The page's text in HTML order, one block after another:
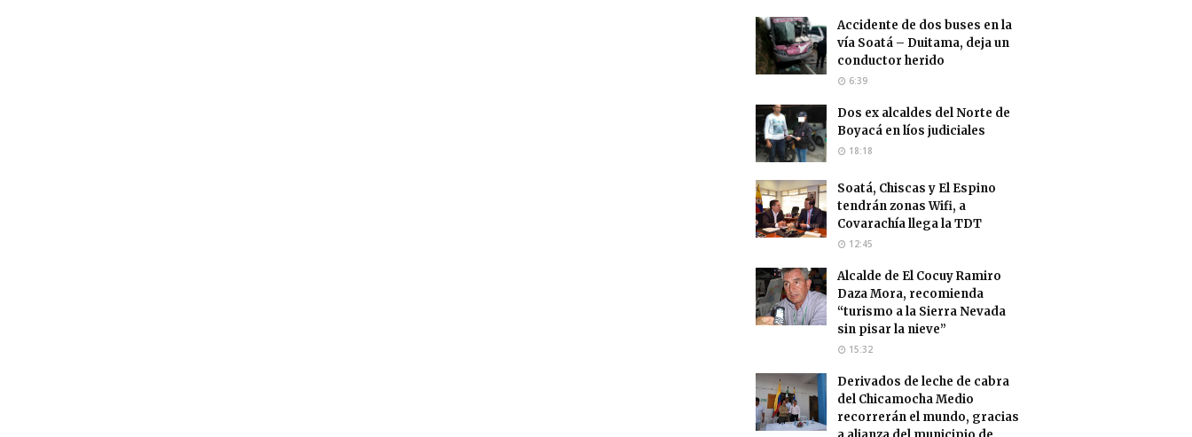
Accidente de dos buses en la
vía Soatá – Duitama, deja un
conductor herido
6:39
Dos ex alcaldes del Norte de
Boyacá en líos judiciales
18:18
Soatá, Chiscas y El Espino
tendrán zonas Wifi, a
Covarachía llega la TDT
12:45
Alcalde de El Cocuy Ramiro
Daza Mora, recomienda
“turismo a la Sierra Nevada
sin pisar la nieve”
15:32
Derivados de leche de cabra
del Chicamocha Medio
recorrerán el mundo, gracias